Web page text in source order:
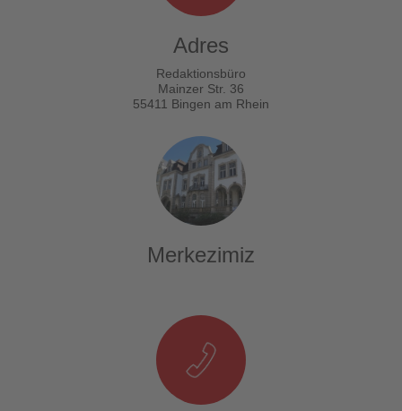
Adres
Redaktionsbüro
Mainzer Str. 36
55411 Bingen am Rhein
Merkezimiz